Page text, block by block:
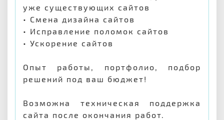
уже существующих сайтов
• Смена дизайна сайтов
• Исправление поломок сайтов
• Ускорение сайтов
Опыт работы, портфолио, подбор
решений под ваш бюджет!
Возможна техническая поддержка
сайта после окончания работ.